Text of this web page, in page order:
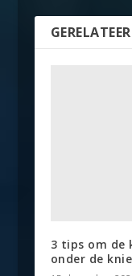
3 tips om de
onder de